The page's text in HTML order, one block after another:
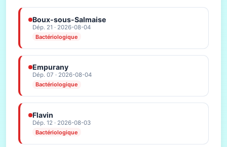
Boux-sous-Salmaise
Dép. 21 · 2026-08-04
Bactériologique
Empurany
Dép. 07 · 2026-08-04
Bactériologique
Flavin
Dép. 12 · 2026-08-03
Bactériologique